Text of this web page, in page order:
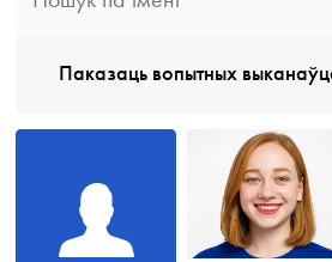
Паказаць вопытных